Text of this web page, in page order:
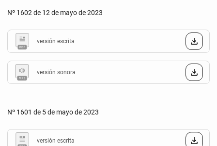
Nº 1602 de 12 de mayo de 2023
versión escrita
versión sonora
Nº 1601 de 5 de mayo de 2023
versión escrita